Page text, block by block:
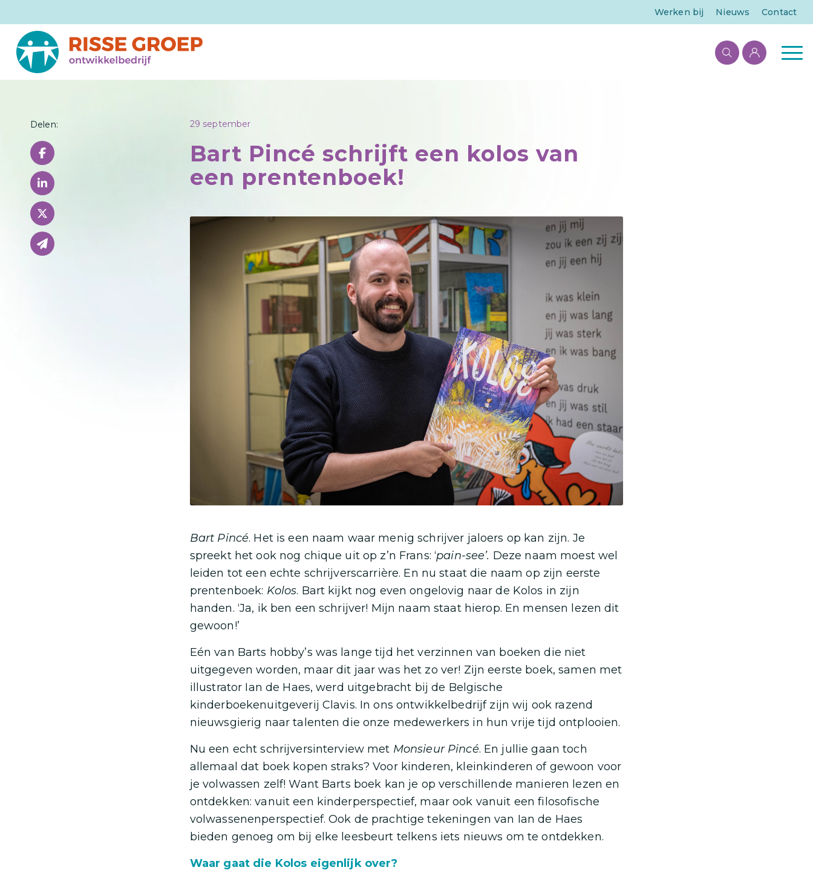
Werken bij Nieuws Contact
Delen: 29 september
Bart Pincé schrijft een kolos van
een prentenboek!
Bart Pincé. Het is een naam waar menig schrijver jaloers op kan zijn. Je
spreekt het ook nog chique uit op z’n Frans: ‘pain-see’. Deze naam moest wel
leiden tot een echte schrijverscarrière. En nu staat die naam op zijn eerste
prentenboek: Kolos. Bart kijkt nog even ongelovig naar de Kolos in zijn
handen. ‘Ja, ik ben een schrijver! Mijn naam staat hierop. En mensen lezen dit
gewoon!’
Eén van Barts hobby’s was lange tijd het verzinnen van boeken die niet
uitgegeven worden, maar dit jaar was het zo ver! Zijn eerste boek, samen met
illustrator Ian de Haes, werd uitgebracht bij de Belgische
kinderboekenuitgeverij Clavis. In ons ontwikkelbedrijf zijn wij ook razend
nieuwsgierig naar talenten die onze medewerkers in hun vrije tijd ontplooien.
Nu een echt schrijversinterview met Monsieur Pincé. En jullie gaan toch
allemaal dat boek kopen straks? Voor kinderen, kleinkinderen of gewoon voor
je volwassen zelf! Want Barts boek kan je op verschillende manieren lezen en
ontdekken: vanuit een kinderperspectief, maar ook vanuit een filosofische
volwassenenperspectief. Ook de prachtige tekeningen van Ian de Haes
bieden genoeg om bij elke leesbeurt telkens iets nieuws om te ontdekken.
Waar gaat die Kolos eigenlijk over?